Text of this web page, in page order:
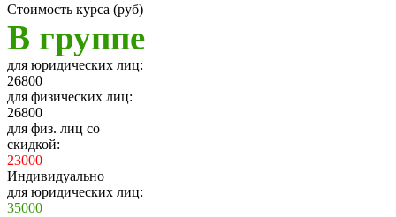
Стоимость курса (руб)
В группе
для юридических лиц:
26800
для физических лиц:
26800
для физ. лиц со
скидкой:
23000
Индивидуально
для юридических лиц:
35000